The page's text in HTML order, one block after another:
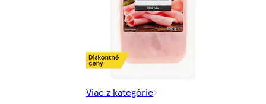
Viac z kategórie